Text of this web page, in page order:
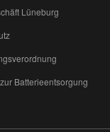
Lüneburg
Batterieentsorgung